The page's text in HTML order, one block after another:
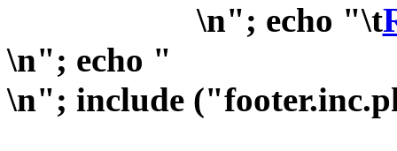
\n"; echo "\t
\n"; echo "
\n"; include